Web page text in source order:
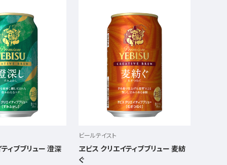
ィブブリュー 澄深
ビールテイスト
ヱビス クリエイティブブリュー 麦紡
ぐ